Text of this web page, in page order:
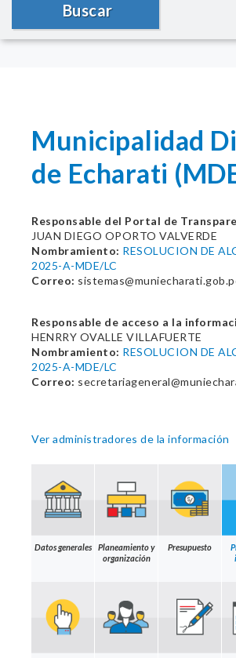
Buscar
Municipalidad
de Echarati
Responsable del Portal de
JUAN DIEGO OPORTO VALVERDE
Nombramiento: RESOLUCION DE
2025-A-MDE/LC
Correo:
Responsable de acceso a la
HENRRY OVALLE VILLAFUERTE
Nombramiento: RESOLUCION DE
2025-A-MDE/LC
Correo:
Ver administradores de la información
Datos generales
Planeamiento y
organización
Presupuesto